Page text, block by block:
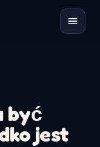
być
jest